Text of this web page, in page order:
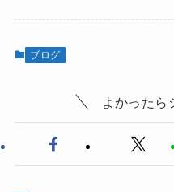
ブログ
よかったら